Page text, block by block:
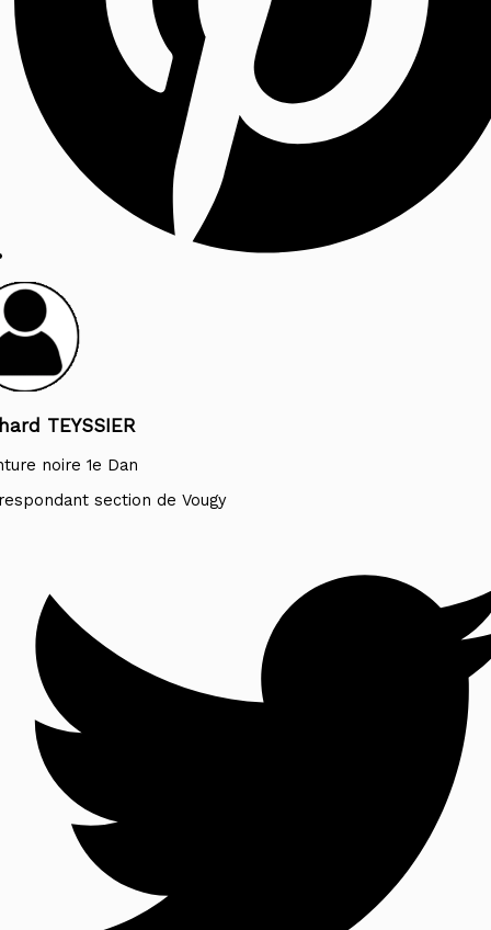
TEYSSIER
noire 1e Dan
section de Vougy